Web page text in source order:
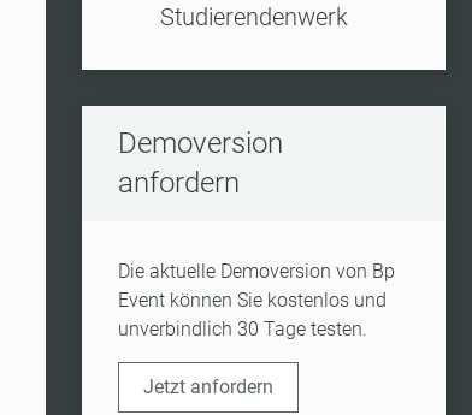
Studierendenwerk
Demoversion
anfordern
Die aktuelle Demoversion von Bp
Event können Sie kostenlos und
unverbindlich 30 Tage testen.
Jetzt anfordern